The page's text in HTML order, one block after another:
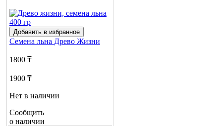
Добавить в избранное
Семена льна Древо Жизни
1800 ₸
1900 ₸
Нет в наличии
Сообщить
о наличии